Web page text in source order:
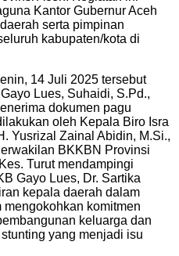
Kantor Gubernur Aceh
serta pimpinan
kabupaten/kota di
14 Juli 2025 tersebut
Lues, Suhaidi, S.Pd.,
dokumen pagu
oleh Kepala Biro Isra
Yusrizal Zainal Abidin, M.Si.,
BKKBN Provinsi
Turut mendampingi
Gayo Lues, Dr. Sartika
kepala daerah dalam
komitmen
keluarga dan
yang menjadi isu